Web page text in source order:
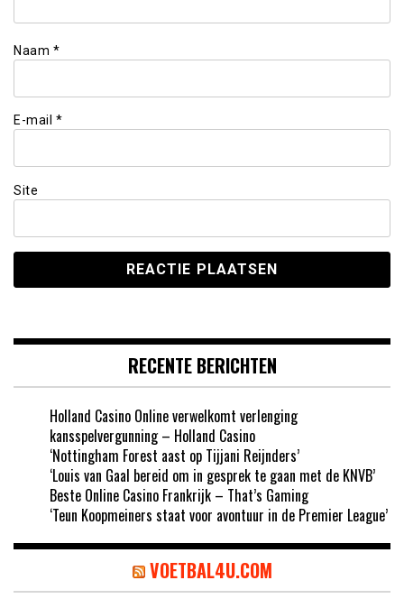
Naam *
E-mail *
Site
RECENTE BERICHTEN
Holland Casino Online verwelkomt verlenging
kansspelvergunning – Holland Casino
‘Nottingham Forest aast op Tijjani Reijnders’
‘Louis van Gaal bereid om in gesprek te gaan met de KNVB’
Beste Online Casino Frankrijk – That’s Gaming
‘Teun Koopmeiners staat voor avontuur in de Premier League’
VOETBAL4U.COM